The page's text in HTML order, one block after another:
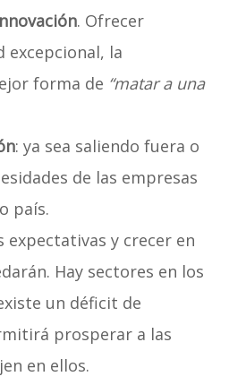
. Ofrecer
excepcional, la
forma de “matar a una
: ya sea saliendo fuera o
de las empresas
país.
expectativas y crecer en
Hay sectores en los
un déficit de
prosperar a las
en ellos.